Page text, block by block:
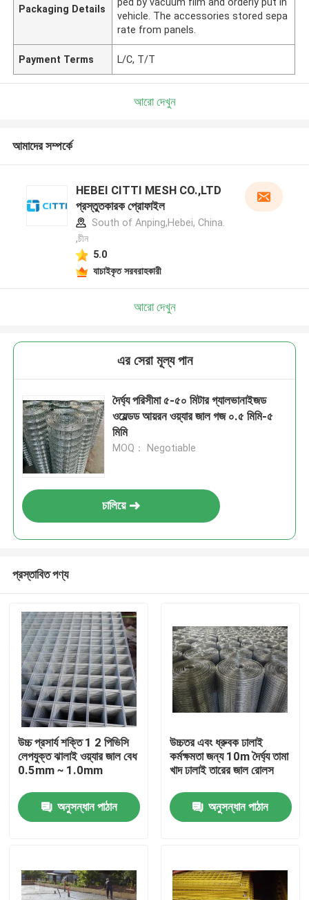
আমাদের সম্বন্ধে
Packaging Details
vehicle. The accessories stored sepa
rate from panels.
Payment Terms L/C, T/T
আরো দেখুন
আমাদের সম্পর্কে
HEBEI CITTI MESH CO.,LTD
প্রস্তুতকারক প্রোফাইল
South of Anping,Hebei, China.
,চীন
5.0
যাচাইকৃত সরবরাহকারী
আরো দেখুন
এর সেরা মূল্য পান
দৈর্ঘ্য পরিসীমা ৫-৫০ মিটার গ্যালভানাইজড
ওয়েল্ডড আয়রন ওয়্যার জাল গজ ০.৫ মিমি-৫
মিমি
MOQ： Negotiable
চালিয়ে
প্রস্তাবিত পণ্য
উচ্চ প্রসার্য শক্তি 1 2 পিভিসি
লেপযুক্ত ঝালাই ওয়্যার জাল বেধ
0.5mm ∼ 1.0mm
অনুসন্ধান পাঠান
উচ্চতর এবং ধ্রুবক ঢালাই
কর্মক্ষমতা জন্য 10m দৈর্ঘ্য তামা
খাদ ঢালাই তারের জাল রোলস
অনুসন্ধান পাঠান